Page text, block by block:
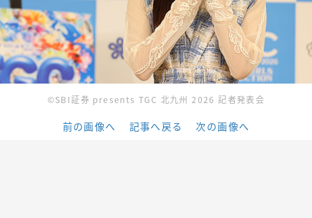
©SBI証券 presents TGC 北九州 2026 記者発表会
前の画像へ 記事へ戻る 次の画像へ